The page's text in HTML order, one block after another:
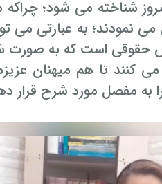
شناخته می شود؛ چراکه
نمودند؛ به عبارتی می
یک اورژانس حقوقی است که
کنند تا هم میهنان
به مفصل مورد شرح قرار